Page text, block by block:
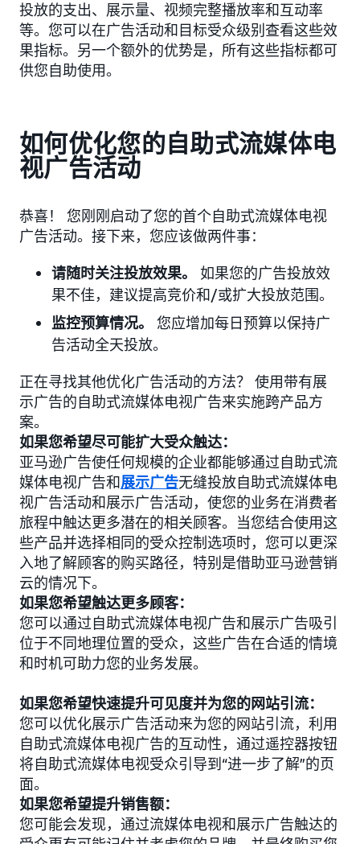
投放的支出、展示量、视频完整播放率和互动率
等。您可以在广告活动和目标受众级别查看这些效
果指标。另一个额外的优势是，所有这些指标都可
供您自助使用。
如何优化您的自助式流媒体电
视广告活动
恭喜！ 您刚刚启动了您的首个自助式流媒体电视
广告活动。接下来，您应该做两件事：
请随时关注投放效果。
如果您的广告投放效
果不佳，建议提高竞价和/或扩大投放范围。
监控预算情况。
您应增加每日预算以保持广
告活动全天投放。
正在寻找其他优化广告活动的方法？ 使用带有展
示广告的自助式流媒体电视广告来实施跨产品方
案。
如果您希望尽可能扩大受众触达：
亚马逊广告使任何规模的企业都能够通过自助式流
媒体电视广告和展示广告无缝投放自助式流媒体电
视广告活动和展示广告活动，使您的业务在消费者
旅程中触达更多潜在的相关顾客。当您结合使用这
些产品并选择相同的受众控制选项时，您可以更深
入地了解顾客的购买路径，特别是借助亚马逊营销
云的情况下。
如果您希望触达更多顾客：
您可以通过自助式流媒体电视广告和展示广告吸引
位于不同地理位置的受众，这些广告在合适的情境
和时机可助力您的业务发展。
如果您希望快速提升可见度并为您的网站引流：
您可以优化展示广告活动来为您的网站引流，利用
自助式流媒体电视广告的互动性，通过遥控器按钮
将自助式流媒体电视受众引导到“进一步了解”的页
面。
如果您希望提升销售额：
您可能会发现，通过流媒体电视和展示广告触达的